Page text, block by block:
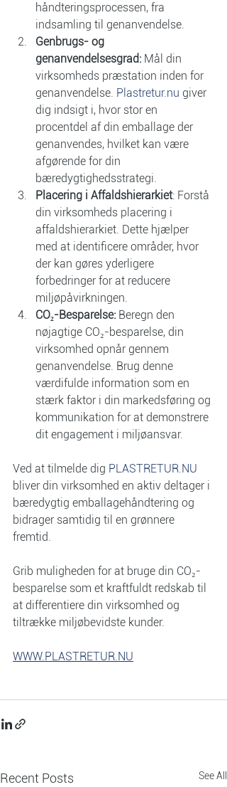
håndteringsprocessen, fra
indsamling til genanvendelse.
Genbrugs- og
genanvendelsesgrad: Mål din
virksomheds præstation inden for
genanvendelse. Plastretur.nu giver
dig indsigt i, hvor stor en
procentdel af din emballage der
genanvendes, hvilket kan være
afgørende for din
bæredygtighedsstrategi.
Placering i Affaldshierarkiet: Forstå
din virksomheds placering i
affaldshierarkiet. Dette hjælper
med at identificere områder, hvor
der kan gøres yderligere
forbedringer for at reducere
miljøpåvirkningen.
CO₂-Besparelse: Beregn den
nøjagtige CO₂-besparelse, din
virksomhed opnår gennem
genanvendelse. Brug denne
værdifulde information som en
stærk faktor i din markedsføring og
kommunikation for at demonstrere
dit engagement i miljøansvar.
Ved at tilmelde dig PLASTRETUR.NU
bliver din virksomhed en aktiv deltager i
bæredygtig emballagehåndtering og
bidrager samtidig til en grønnere
fremtid.
Grib muligheden for at bruge din CO₂-
besparelse som et kraftfuldt redskab til
at differentiere din virksomhed og
tiltrække miljøbevidste kunder.
WWW.PLASTRETUR.NU
Recent Posts See All